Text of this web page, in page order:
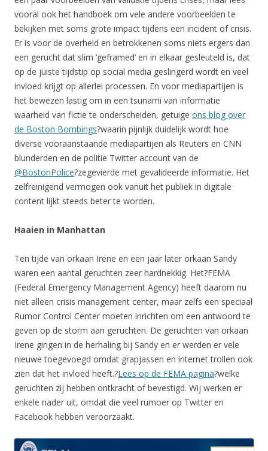
vooral ook het handboek om vele andere voorbeelden te
bekijken met soms grote impact tijdens een incident of crisis.
Er is voor de overheid en betrokkenen soms niets ergers dan
een gerucht dat slim ‘geframed’ en in elkaar gesleuteld is, dat
op de juiste tijdstip op social media geslingerd wordt en veel
invloed krijgt op allerlei processen. En voor mediapartijen is
het bewezen lastig om in een tsunami van informatie
waarheid van fictie te onderscheiden, getuige ons blog over
de Boston Bombings?waarin pijnlijk duidelijk wordt hoe
diverse vooraanstaande mediapartijen als Reuters en CNN
blunderden en de politie Twitter account van de
@BostonPolice?zegevierde met gevalideerde informatie. Het
zelfreinigend vermogen ook vanuit het publiek in digitale
content lijkt steeds beter te worden.
Haaien in Manhattan
Ten tijde van orkaan Irene en een jaar later orkaan Sandy
waren een aantal geruchten zeer hardnekkig. Het?FEMA
(Federal Emergency Management Agency) heeft daarom nu
niet alleen crisis management center, maar zelfs een speciaal
Rumor Control Center moeten inrichten om een antwoord te
geven op de storm aan geruchten. De geruchten van orkaan
Irene gingen in de herhaling bij Sandy en er werden er vele
nieuwe toegevoegd omdat grapjassen en internet trollen ook
zien dat het invloed heeft.?Lees op de FEMA pagina?welke
geruchten zij hebben ontkracht of bevestigd. Wij werken er
enkele nader uit, omdat die veel rumoer op Twitter en
Facebook hebben veroorzaakt.